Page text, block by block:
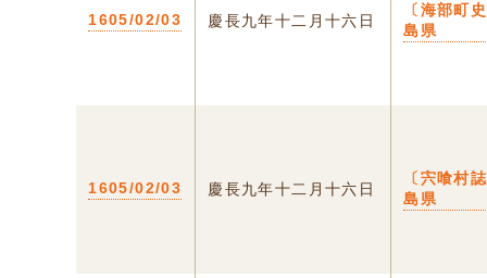
1605/02/03 慶長九年十二月十六日
〔海部町
島県
1605/02/03 慶長九年十二月十六日
〔宍喰村
島県